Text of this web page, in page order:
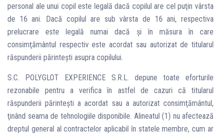
personal ale unui copil este legală dacă copilul are cel puţin vârsta
de 16 ani. Dacă copilul are sub vârsta de 16 ani, respectiva
prelucrare este legală numai dacă şi în măsura în care
consimţământul respectiv este acordat sau autorizat de titularul
răspunderii părinteşti asupra copilului.
S.C. POLYGLOT EXPERIENCE S.R.L. depune toate eforturile
rezonabile pentru a verifica în astfel de cazuri că titularul
răspunderii părinteşti a acordat sau a autorizat consimţământul,
ţinând seama de tehnologiile disponibile. Alineatul (1) nu afectează
dreptul general al contractelor aplicabil în statele membre, cum ar